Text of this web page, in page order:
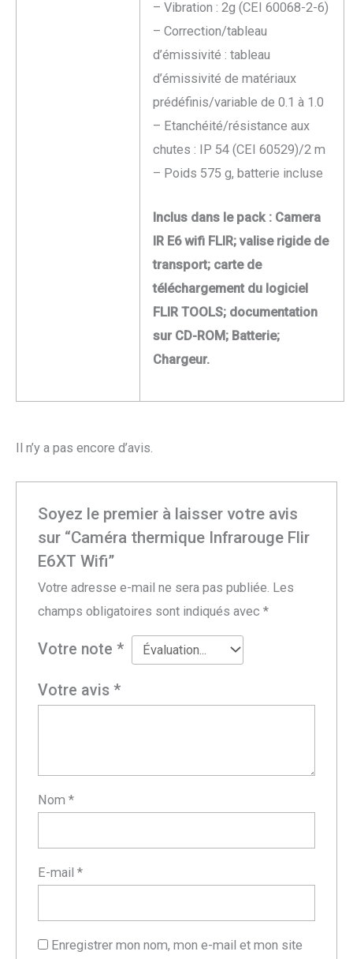
– Vibration : 2g (CEI 60068-2-6)
– Correction/tableau
d’émissivité : tableau
d’émissivité de matériaux
prédéfinis/variable de 0.1 à 1.0
– Etanchéité/résistance aux
chutes : IP 54 (CEI 60529)/2 m
– Poids 575 g, batterie incluse
Inclus dans le pack : Camera
IR E6 wifi FLIR; valise rigide de
transport; carte de
téléchargement du logiciel
FLIR TOOLS; documentation
sur CD-ROM; Batterie;
Chargeur.
Il n’y a pas encore d’avis.
Soyez le premier à laisser votre avis
sur “Caméra thermique Infrarouge Flir
E6XT Wifi”
Votre adresse e-mail ne sera pas publiée. Les
champs obligatoires sont indiqués avec*
Votre note*
Votre avis*
Nom*
E-mail*
Enregistrer mon nom, mon e-mail et mon site